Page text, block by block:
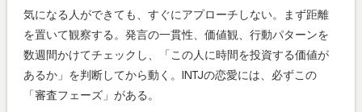
気になる人ができても、すぐにアプローチしない。まず距離
を置いて観察する。発言の一貫性、価値観、行動パターンを
数週間かけてチェックし、「この人に時間を投資する価値が
あるか」を判断してから動く。INTJの恋愛には、必ずこの
「審査フェーズ」がある。